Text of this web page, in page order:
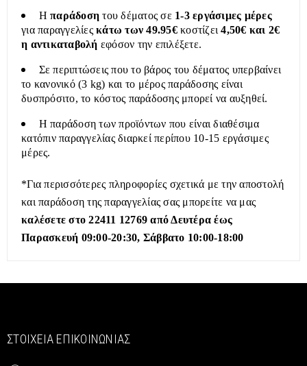
Ηπαράδοση του δέματος σε 1-3 εργάσιμες μέρες
για παραγγελίες κάτω των 49.95€κοστίζει4,50€ και 2€
η αντικαταβολή εφόσον την επιλέξετε.
Σε περιπτώσεις που το βάρος του δέματος υπερβαίνει
το κανονικό (3 kg) και το μέρος παράδοσης είναι
δυσπρόσιτο, το κόστος παράδοσης μπορεί να αυξηθεί.
Η παράδοση των προϊόντων που είναι διαθέσιμα
κατόπιν παραγγελίας διαρκεί περίπου 10-15 εργάσιμες
μέρες.
*Για περισσότερες πληροφορίες σχετικά με την αποστολή
και παράδοση της παραγγελίας σας μπορείτε να μας
καλέσετε στο 22411 12769 από Δευτέρα έως
Παρασκευή 09:00-20:30, Σάββατο 10:00-18:00
ΣΤΟΙΧΕΊΑ ΕΠΙΚΟΙΝΩΝΊΑΣ